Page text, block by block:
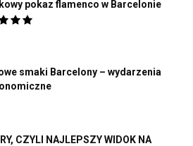
pokaz flamenco w Barcelonie
smaki Barcelony – wydarzenia
CZYLI NAJLEPSZY WIDOK NA